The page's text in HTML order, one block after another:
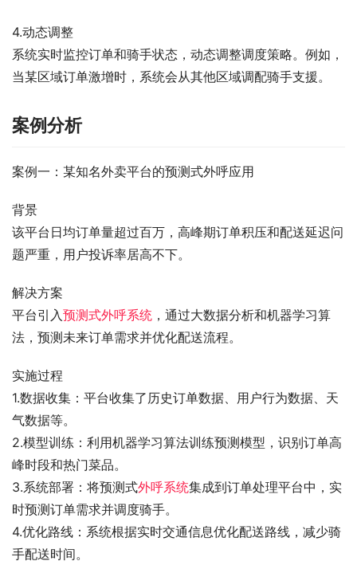
4.动态调整
系统实时监控订单和骑手状态，动态调整调度策略。例如，
当某区域订单激增时，系统会从其他区域调配骑手支援。
案例分析
案例一：某知名外卖平台的预测式外呼应用
背景
该平台日均订单量超过百万，高峰期订单积压和配送延迟问
题严重，用户投诉率居高不下。
解决方案
平台引入预测式外呼系统 ，通过大数据分析和机器学习算
法，预测未来订单需求并优化配送流程。
实施过程
1.数据收集：平台收集了历史订单数据、用户行为数据、天
气数据等。
2.模型训练：利用机器学习算法训练预测模型，识别订单高
峰时段和热门菜品。
3.系统部署：将预测式外呼系统集成到订单处理平台中，实
时预测订单需求并调度骑手。
4.优化路线：系统根据实时交通信息优化配送路线，减少骑
手配送时间。